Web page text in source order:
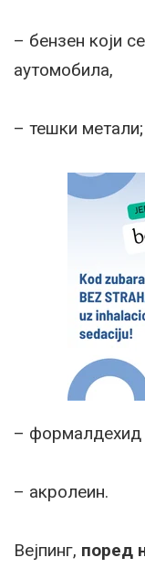
– бензен који
аутомобила,
– тешки метали;
– формалдехид
– акролеин.
Вејпинг, поред